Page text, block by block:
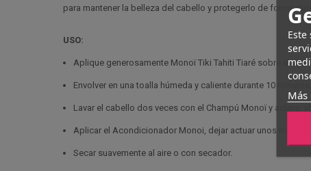
para mantener la belleza del cabello y protegerlo de forma
USO:
Aplique generosamente Monoï Tiki Tahiti Tiaré sobre el
Envolver en una toalla húmeda y caliente durante 10 minutos.
Lavar el cabello dos veces con el Champú Monoï y aclarar
Aplicar el Acondicionador Monoi, dejar actuar unos minutos
Secar suavemente al aire o con secador.